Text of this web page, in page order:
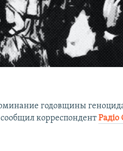
годовщины
корреспондентРадіо